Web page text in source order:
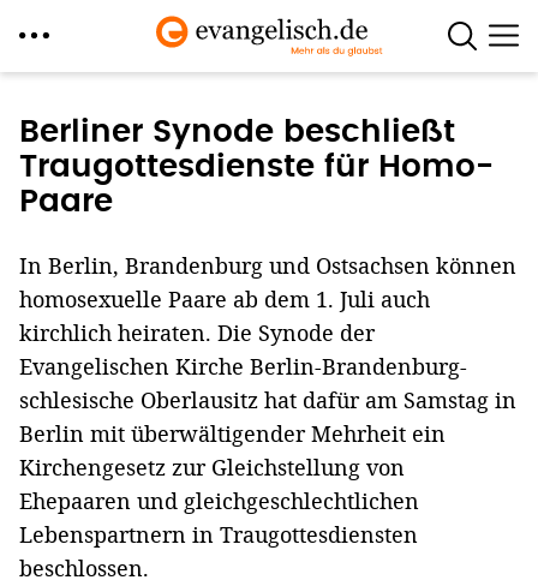
zum
Inhalt
Berliner Synode beschließt
Traugottesdienste für Homo-
Paare
In Berlin, Brandenburg und Ostsachsen können
homosexuelle Paare ab dem 1. Juli auch
kirchlich heiraten. Die Synode der
Evangelischen Kirche Berlin-Brandenburg-
schlesische Oberlausitz hat dafür am Samstag in
Berlin mit überwältigender Mehrheit ein
Kirchengesetz zur Gleichstellung von
Ehepaaren und gleichgeschlechtlichen
Lebenspartnern in Traugottesdiensten
beschlossen.